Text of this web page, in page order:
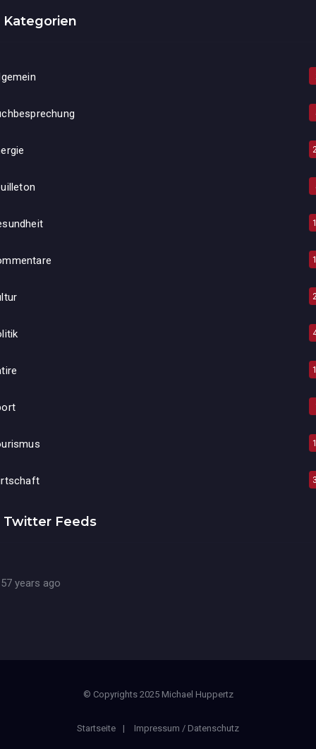
Kategorien
Twitter Feeds
57 years ago
© Copyrights 2025 Michael Huppertz
Startseite Impressum / Datenschutz